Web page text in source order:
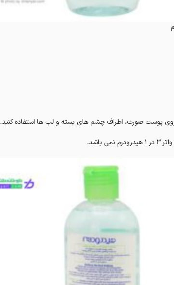
روی پوست صورت، اطراف چشم های بسته و لب ها استفاده کنید.